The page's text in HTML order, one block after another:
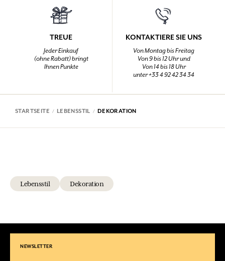
TREUE
Jeder Einkauf
(ohne Rabatt) bringt
Ihnen Punkte
KONTAKTIERE SIE UNS
Von Montag bis Freitag
Von 9 bis 12 Uhr und
Von 14 bis 18 Uhr
unter +33 4 92 42 34 34
STARTSEITE LEBENSSTIL DEKORATION
Lebensstil Dekoration
NEWSLETTER